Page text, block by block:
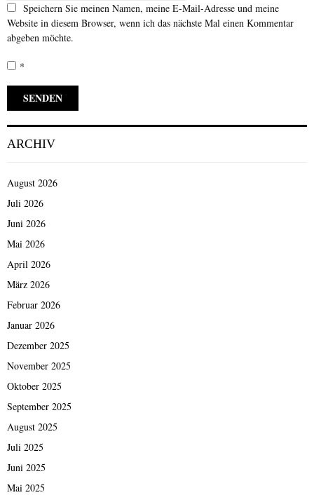
Speichern Sie meinen Namen, meine E-Mail-Adresse und meine
Website in diesem Browser, wenn ich das nächste Mal einen Kommentar
abgeben möchte.
*
ARCHIV
August 2026
Juli 2026
Juni 2026
Mai 2026
April 2026
März 2026
Februar 2026
Januar 2026
Dezember 2025
November 2025
Oktober 2025
September 2025
August 2025
Juli 2025
Juni 2025
Mai 2025